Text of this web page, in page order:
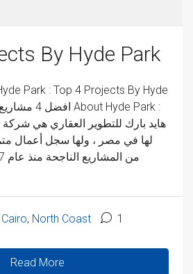
By Hyde Park
Park : Top 4 Projects By Hyde
هايد بارك للتطوير العقاري هي
لها في مصر ، ولها سجل أعمال
, North Coast 1
Read More